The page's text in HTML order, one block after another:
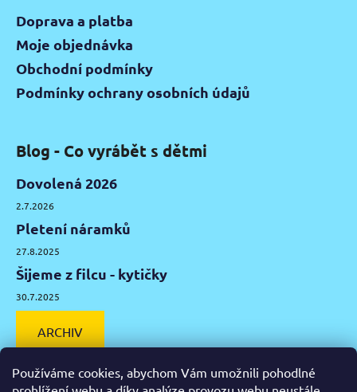
Používáme cookies, abychom Vám umožnili pohodlné
Doprava a platba
Moje objednávka
Obchodní podmínky
Podmínky ochrany osobních údajů
Blog - Co vyrábět s dětmi
Dovolená 2026
2.7.2026
Pletení náramků
27.8.2025
Šijeme z filcu - kytičky
30.7.2025
ARCHIV